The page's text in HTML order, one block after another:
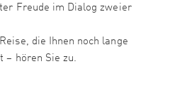
Freude im Dialog zweier
die Ihnen noch lange
– hören Sie zu.